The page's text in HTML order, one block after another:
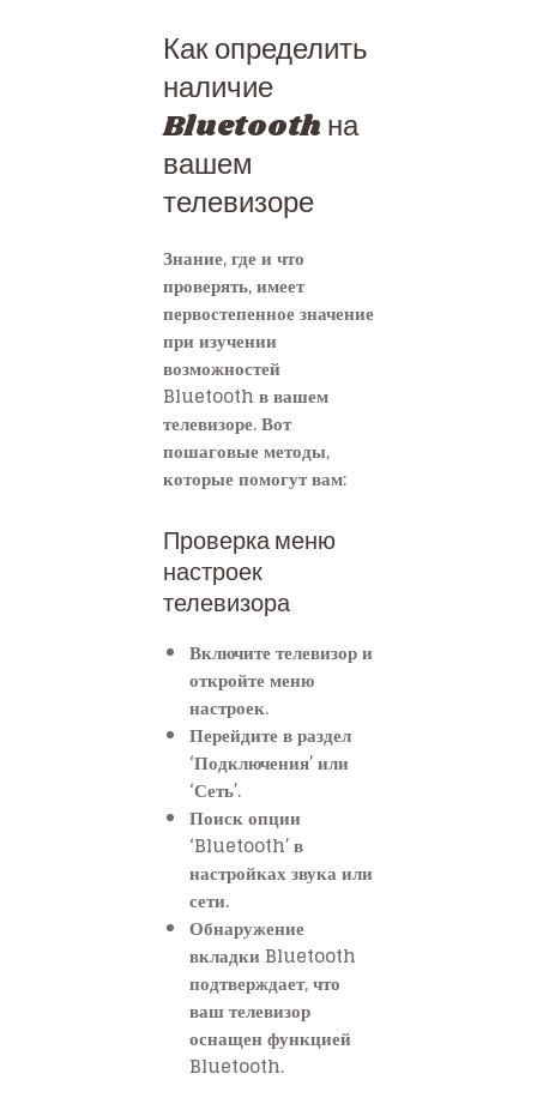
Как определить
наличие
Bluetooth на
вашем
телевизоре
Знание, где и что
проверять, имеет
первостепенное значение
при изучении
возможностей
Bluetooth в вашем
телевизоре. Вот
пошаговые методы,
которые помогут вам:
Проверка меню
настроек
телевизора
Включите телевизор и
откройте меню
настроек.
Перейдите в раздел
‘Подключения’ или
‘Сеть’.
Поиск опции
‘Bluetooth’ в
настройках звука или
сети.
Обнаружение
вкладки Bluetooth
подтверждает, что
ваш телевизор
оснащен функцией
Bluetooth.